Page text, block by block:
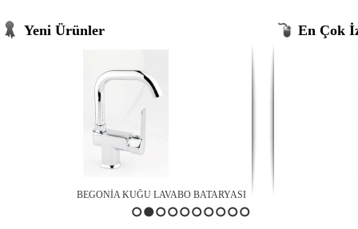
Yeni Ürünler En Çok
BEGONİA KUĞU LAVABO BATARYASI
Cloves Mix Banyo Bataryası